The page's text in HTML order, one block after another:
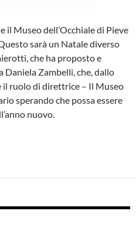
il Museo dell’Occhiale di Pieve
sarà un Natale diverso
che ha proposto e
Daniela Zambelli, che, dallo
il ruolo di direttrice – Il Museo
sperando che possa essere
nuovo.
anniversario del Museo